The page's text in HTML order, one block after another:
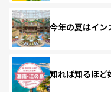
今年の夏はイン
知れば知るほど